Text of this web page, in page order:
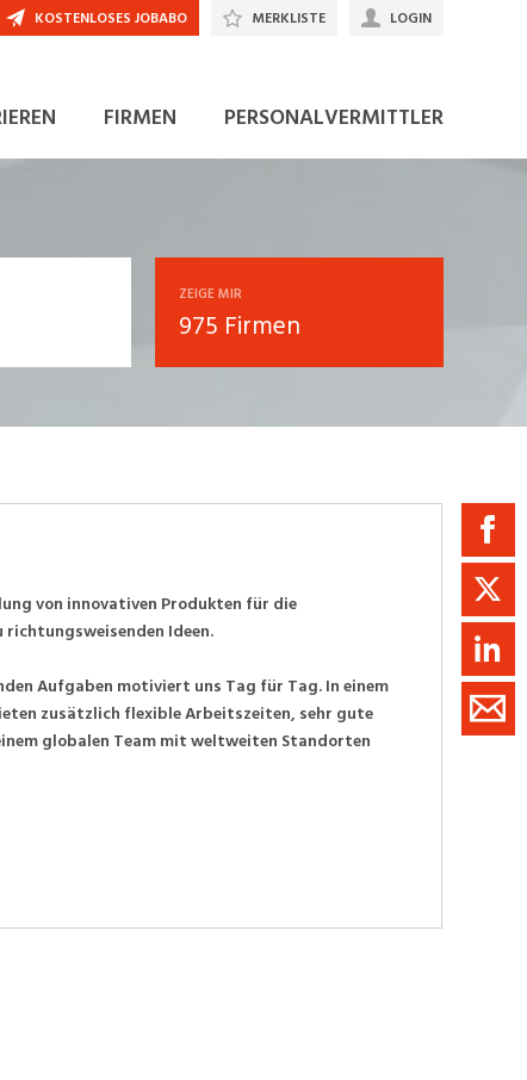
FIRMEN PERSONALVERMITTLER
KOSTENLOSES JOBABO MERKLISTE LOGIN
ZEIGE MIR
975 Firmen
von innovativen Produkten für die
Ideen.
Aufgaben motiviert uns Tag für Tag. In einem
zusätzlich flexible Arbeitszeiten, sehr gute
globalen Team mit weltweiten Standorten